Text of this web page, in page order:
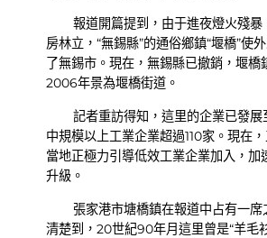
報道開篇提到，由于進夜燈火殘
房林立，“無錫縣”的通俗鄉鎮“堰橋”使
了無錫市。現在，無錫縣已撤銷，堰橋
2006年景為堰橋街道。
記者重訪得知，這里的企業已發
中規模以上工業企業超過110家。現在
當地正極力引導低效工業企業加入，加
升級。
張家港市塘橋鎮在報道中占有一
清楚到，20世紀90年月這里曾是“羊毛